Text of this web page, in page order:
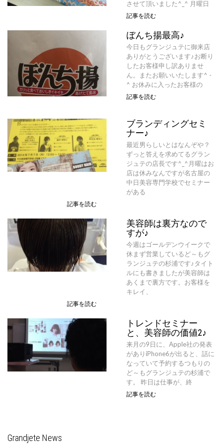
させて頂いました^_^ 月曜日
記事を読む
ぼんち揚最高♪
今日もグランジュテに御来店
ありがとうございます♪お断り
したお客様申し訳ありませ
ん。またお願いいたします^ -
^ お休みに入ったお客様の
記事を読む
ブランディングセミ
ナー♪
最近男らしいとはなんぞや？
ずっと答えを求めてるグラン
ジュテの店長です^_^月曜はお
店は休みなんですが名古屋の
中日美容専門学校でセミナー
がある
記事を読む
美容師は裏方なので
すが♪
今週はゴールデンウイークで
休まず営業しているど～もグ
ランジュテの杉浦です♪タイト
ルにも書きましたが美容師は
あくまで裏方です。お客様を
キレイ、
記事を読む
トレンドセミナー
と、美容師の価値2♪
来月の9日に、Apple社の発表
がありiPhone6が出ると、話に
なっていて予約するつもりの
ど～もグランジュテの杉浦で
す。 昨日は仕事が、終
記事を読む
Grandjete News